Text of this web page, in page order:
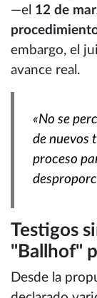
—el 12 de
embargo, el
avance real.
«No se
de nuevos
proceso
Testigos
"Ballhof"
Desde la